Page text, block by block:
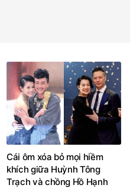
Cái ôm xóa bỏ mọi hiềm
khích giữa Huỳnh Tông
Trạch và chồng Hồ Hạnh